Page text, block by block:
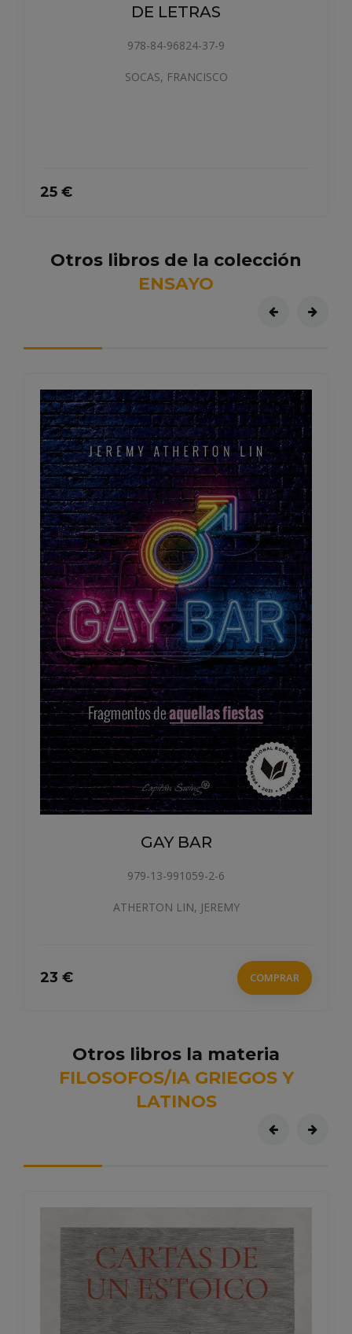
HUELLAS SIN CAMINO
978-84-19874-83-2
40 €
Otros libros de la colección
ENSAYO
IGNORANCIA ARTIFICIAL
979-13-87938-04-8
RUIZ CASANOVA, JOSE FRANCISCO
17.9 € COMPRAR
Otros libros la materia
FILOSOFOS/IA GRIEGOS Y
LATINOS